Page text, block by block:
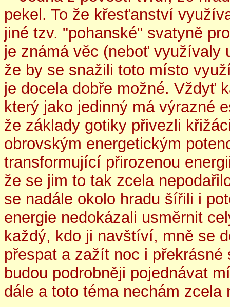
pekel. To že křesťanství
jiné tzv. "pohanské" svatyně
je známá věc (neboť využívaly
že by se snažili toto místo
je docela dobře možné. Vždyť
který jako jedinný má výrazné
že základy gotiky přivezli
obrovským energetickým
transformující přirozenou
že se jim to tak zcela
se nadále okolo hradu šířili i
energie nedokázali usměrnit
každý, kdo ji navštíví, mně se
přespat a zažít noc i
budou podrobněji pojednávat
dále a toto téma nechám zcela